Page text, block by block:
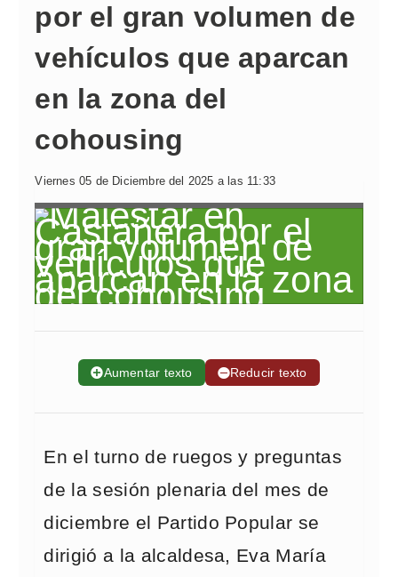
por el gran volumen de
vehículos que aparcan
en la zona del
cohousing
Viernes 05 de Diciembre del 2025 a las 11:33
➕Aumentar texto ➖Reducir texto
En el turno de ruegos y preguntas
de la sesión plenaria del mes de
diciembre el Partido Popular se
dirigió a la alcaldesa, Eva María